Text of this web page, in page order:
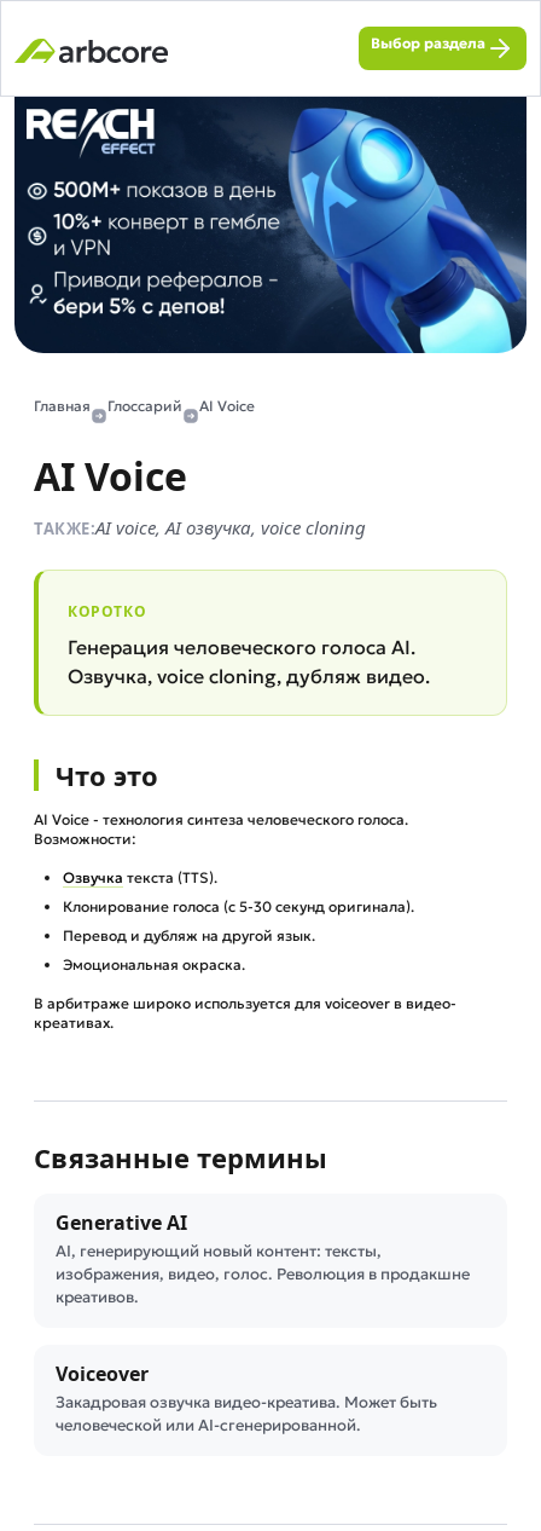
Выбор раздела
Главная Глоссарий AI Voice
AI Voice
ТАКЖЕ:AI voice, AI озвучка, voice cloning
КОРОТКО
Генерация человеческого голоса AI.
Озвучка, voice cloning, дубляж видео.
Что это
AI Voice - технология синтеза человеческого голоса.
Возможности:
Озвучка текста (TTS).
Клонирование голоса (с 5-30 секунд оригинала).
Перевод и дубляж на другой язык.
Эмоциональная окраска.
В арбитраже широко используется для voiceover в видео-
креативах.
Связанные термины
Generative AI
AI, генерирующий новый контент: тексты,
изображения, видео, голос. Революция в продакшне
креативов.
Voiceover
Закадровая озвучка видео-креатива. Может быть
человеческой или AI-сгенерированной.